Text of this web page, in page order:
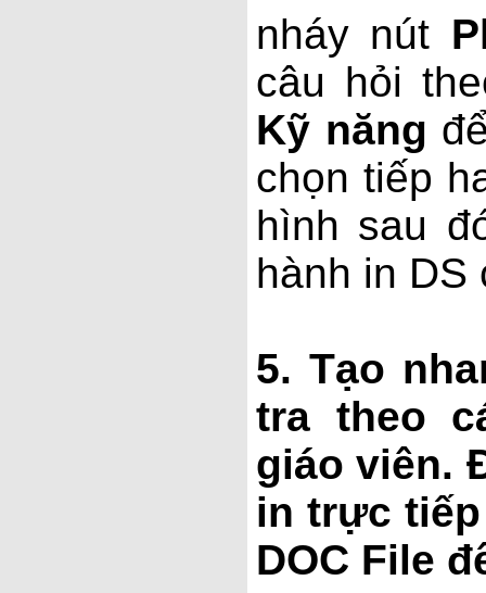
nháy nút
câu hỏi
Kỹ năng
chọn tiếp
hình sau
hành in DS
5. Tạo
tra theo
giáo viên.
in trực
DOC File